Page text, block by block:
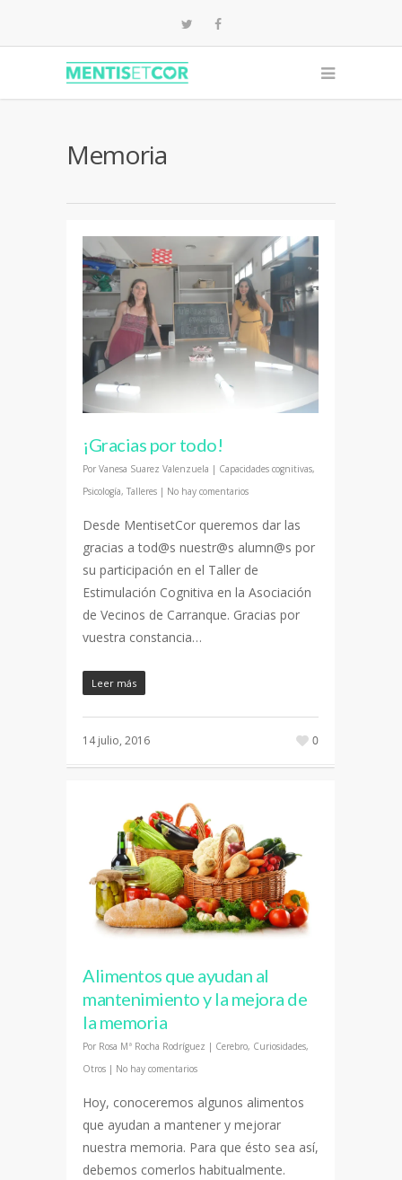
Memoria
¡Gracias por todo!
Por Vanesa Suarez Valenzuela | Capacidades cognitivas,
Psicología, Talleres | No hay comentarios
Desde MentisetCor queremos dar las
gracias a tod@s nuestr@s alumn@s por
su participación en el Taller de
Estimulación Cognitiva en la Asociación
de Vecinos de Carranque. Gracias por
vuestra constancia…
Leer más
14 julio, 2016 0
Alimentos que ayudan al
mantenimiento y la mejora de
la memoria
Por Rosa Mª Rocha Rodríguez | Cerebro, Curiosidades,
Otros | No hay comentarios
Hoy, conoceremos algunos alimentos
que ayudan a mantener y mejorar
nuestra memoria. Para que ésto sea así,
debemos comerlos habitualmente.